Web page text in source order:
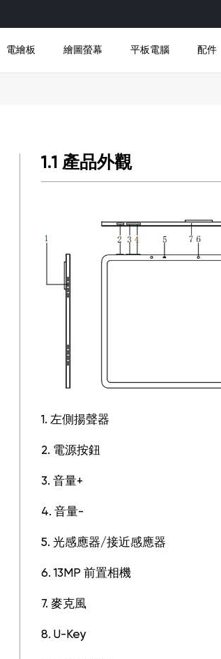
電繪板 繪圖螢幕 平板電腦
趣味绘图平板 UT2
配件
1.1 產品外觀
1. 左側揚聲器
2. 電源按鈕
3. 音量+
4. 音量-
5. 光感應器/接近感應器
6. 13MP 前置相機
7. 麥克風
8. U-Key